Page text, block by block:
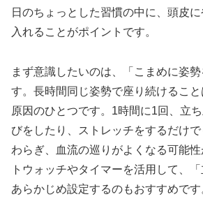
日のちょっとした習慣の中に、頭皮
入れることがポイントです。
まず意識したいのは、「こまめに姿
す。長時間同じ姿勢で座り続けるこ
原因のひとつです。1時間に1回、立
びをしたり、ストレッチをするだけ
わらぎ、血流の巡りがよくなる可能
トウォッチやタイマーを活用して、
あらかじめ設定するのもおすすめです